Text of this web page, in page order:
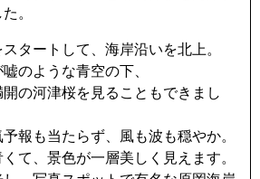
。
タートして、海岸沿いを北上。
のような青空の下、
の河津桜を見ることもできまし
報も当たらず、風も波も穏やか。
て、景色が一層美しく見えます。